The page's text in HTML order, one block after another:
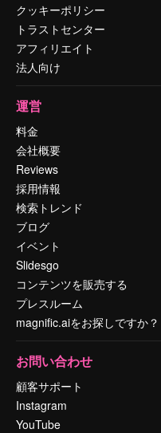
クッキーポリシー
トラストセンター
アフィリエイト
法人向け
運営
料金
会社概要
Reviews
採用情報
検索トレンド
ブログ
イベント
Slidesgo
コンテンツを販売する
プレスルーム
magnific.aiをお探しですか？
お問い合わせ
顧客サポート
Instagram
YouTube